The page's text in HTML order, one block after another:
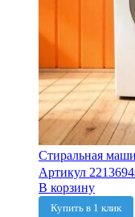
Стиральная
Артикул
В корзину
Купить в 1 клик